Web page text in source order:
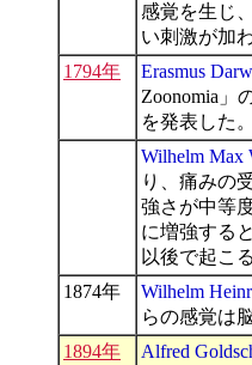
感覚を生じ
い刺激が加
1794年
Erasmus
Zoonomia」
を発表した。
Wilhelm Max
り、痛みの
強さが中等
に増強する
以後で起こ
1874年
Wilhelm
らの感覚は
1894年
Alfred